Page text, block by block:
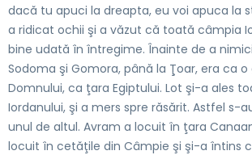
dacă tu apuci la dreapta, eu voi apuca la
a ridicat ochii şi a văzut că toată câmpia
bine udată în întregime. Înainte de a
Sodoma şi Gomora, până la Ţoar, era ca o
Domnului, ca ţara Egiptului. Lot şi-a ales
Iordanului, şi a mers spre răsărit. Astfel s-
unul de altul. Avram a locuit în ţara
locuit în cetăţile din Câmpie şi şi-a întins